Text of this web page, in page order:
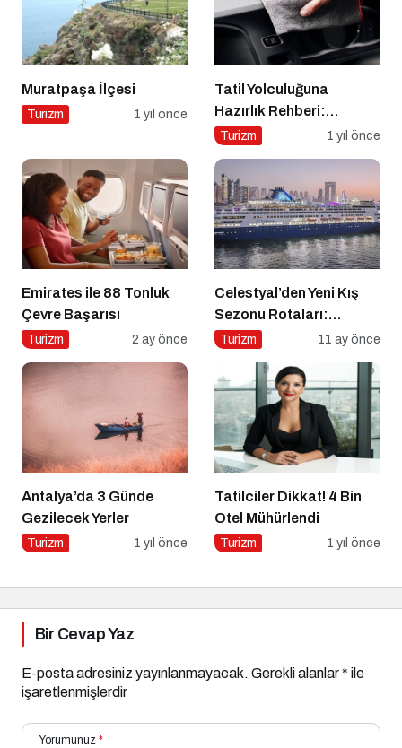
Muratpaşa İlçesi
Turizm 1 yıl önce
Tatil Yolculuğuna
Hazırlık Rehberi:
Aracınız İçin Almanız
Turizm 1 yıl önce
Emirates ile 88 Tonluk
Çevre Başarısı
Turizm 2 ay önce
Celestyal’den Yeni Kış
Sezonu Rotaları:
Atina’dan Cidde’ye
Turizm 11 ay önce
Antalya’da 3 Günde
Gezilecek Yerler
Turizm 1 yıl önce
Tatilciler Dikkat! 4 Bin
Otel Mühürlendi
Turizm 1 yıl önce
Bir Cevap Yaz
E-posta adresiniz yayınlanmayacak. Gerekli alanlar* ile
işaretlenmişlerdir
Yorumunuz *